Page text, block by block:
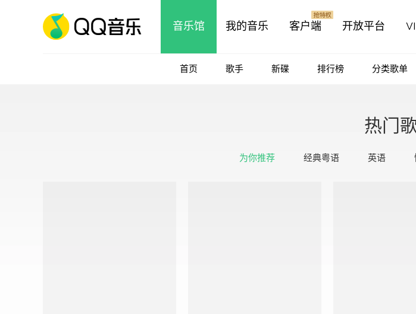
音乐馆 我的音乐 客户端 开放平台
首页 歌手 新碟 排行榜 分类歌单
热门
为你推荐 经典粤语 英语